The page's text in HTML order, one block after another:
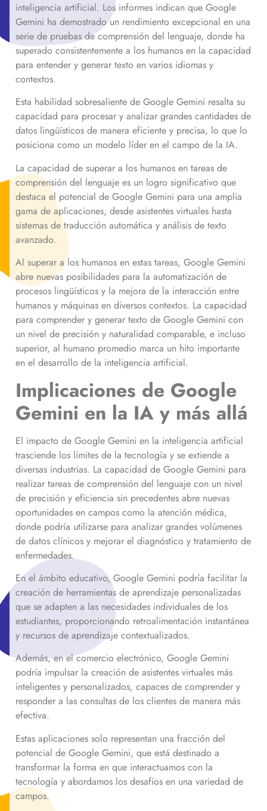
inteligencia artificial. Los informes indican que Google
Gemini ha demostrado un rendimiento excepcional en una
serie de pruebas de comprensión del lenguaje, donde ha
superado consistentemente a los humanos en la capacidad
para entender y generar texto en varios idiomas y
contextos.
Esta habilidad sobresaliente de Google Gemini resalta su
capacidad para procesar y analizar grandes cantidades de
datos lingüísticos de manera eficiente y precisa, lo que lo
posiciona como un modelo líder en el campo de la IA.
La capacidad de superar a los humanos en tareas de
comprensión del lenguaje es un logro significativo que
destaca el potencial de Google Gemini para una amplia
gama de aplicaciones, desde asistentes virtuales hasta
sistemas de traducción automática y análisis de texto
avanzado.
Al superar a los humanos en estas tareas, Google Gemini
abre nuevas posibilidades para la automatización de
procesos lingüísticos y la mejora de la interacción entre
humanos y máquinas en diversos contextos. La capacidad
para comprender y generar texto de Google Gemini con
un nivel de precisión y naturalidad comparable, e incluso
superior, al humano promedio marca un hito importante
en el desarrollo de la inteligencia artificial.
Implicaciones de Google
Gemini en la IA y más allá
El impacto de Google Gemini en la inteligencia artificial
trasciende los límites de la tecnología y se extiende a
diversas industrias. La capacidad de Google Gemini para
realizar tareas de comprensión del lenguaje con un nivel
de precisión y eficiencia sin precedentes abre nuevas
oportunidades en campos como la atención médica,
donde podría utilizarse para analizar grandes volúmenes
de datos clínicos y mejorar el diagnóstico y tratamiento de
enfermedades.
En el ámbito educativo, Google Gemini podría facilitar la
creación de herramientas de aprendizaje personalizadas
que se adapten a las necesidades individuales de los
estudiantes, proporcionando retroalimentación instantánea
y recursos de aprendizaje contextualizados.
Además, en el comercio electrónico, Google Gemini
podría impulsar la creación de asistentes virtuales más
inteligentes y personalizados, capaces de comprender y
responder a las consultas de los clientes de manera más
efectiva.
Estas aplicaciones solo representan una fracción del
potencial de Google Gemini, que está destinado a
transformar la forma en que interactuamos con la
tecnología y abordamos los desafíos en una variedad de
campos.